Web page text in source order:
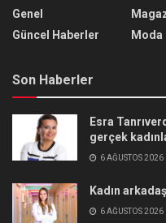
Genel
Güncel Haberler
Moda
Son Haberler
Esra
gerçek
6 AĞUSTOS 2026
Kadın
6 AĞUSTOS 2026